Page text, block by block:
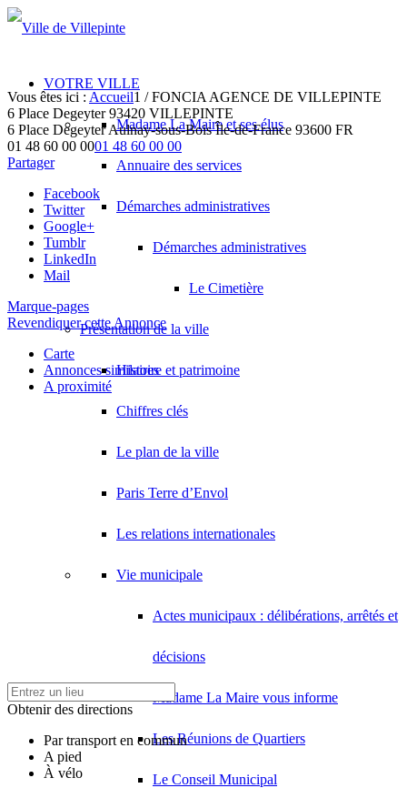
VOTRE VILLE
Madame La Maire et ses élus
Annuaire des services
Démarches administratives
Démarches administratives
Le Cimetière
Présentation de la ville
Histoire et patrimoine
Chiffres clés
Le plan de la ville
Paris Terre d’Envol
Les relations internationales
Vie municipale
Actes municipaux : délibérations, arrêtés et
décisions
Madame La Maire vous informe
Les Réunions de Quartiers
Le Conseil Municipal
Vous êtes ici : Accueil1 / FONCIA AGENCE DE VILLEPINTE
6 Place Degeyter 93420 VILLEPINTE
6 Place Degeyter Aulnay-sous-Bois Île-de-France 93600 FR
01 48 60 00 0001 48 60 00 00
Partager
Facebook
Twitter
Google+
Tumblr
LinkedIn
Mail
Marque-pages
Revendiquer cette Annonce
Carte
Annonces similaires
A proximité
Obtenir des directions
Par transport en commun
A pied
À vélo